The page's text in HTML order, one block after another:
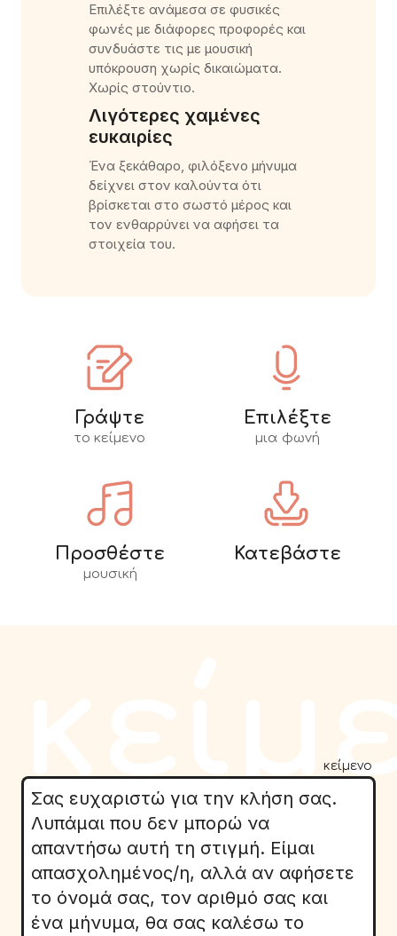
Επιλέξτε ανάμεσα σε φυσικές
φωνές με διάφορες προφορές και
συνδυάστε τις με μουσική
υπόκρουση χωρίς δικαιώματα.
Χωρίς στούντιο.
Λιγότερες χαμένες
ευκαιρίες
Ένα ξεκάθαρο, φιλόξενο μήνυμα
δείχνει στον καλούντα ότι
βρίσκεται στο σωστό μέρος και
τον ενθαρρύνει να αφήσει τα
στοιχεία του.
Γράψτε
το κείμενο
Επιλέξτε
μια φωνή
Προσθέστε
μουσική
Κατεβάστε